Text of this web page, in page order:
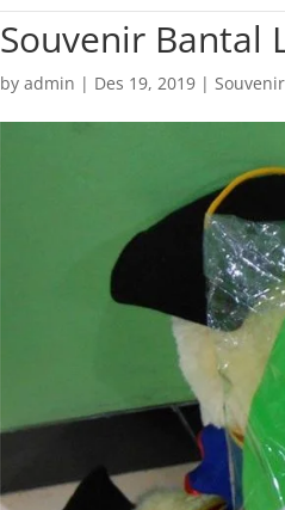
Souvenir Bantal
byadmin | Des 19, 2019 |